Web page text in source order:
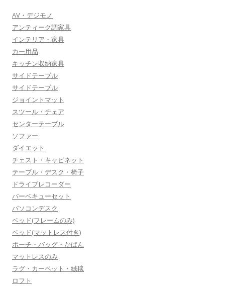
AV・デジモノ
アンティーク調家具
インテリア・家具
カー用品
キッチン収納家具
サイドテーブル
サイドテーブル
ジョイントマット
スツール・チェア
センターテーブル
ソファー
ダイエット
チェスト・キャビネット
テーブル・デスク・椅子
ドライブレコーダー
バーベキューセット
パソコンデスク
ベッド(フレームのみ)
ベッド(マットレス付き)
ポーチ・バッグ・かばん
マットレスのみ
ラグ・カーペット・絨毯
ロフト